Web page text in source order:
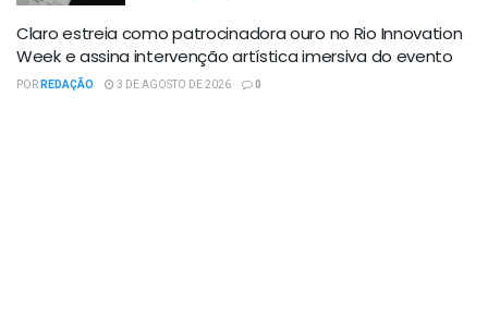
Claro estreia como patrocinadora ouro no Rio Innovation
Week e assina intervenção artística imersiva do evento
PORREDAÇÃO 3 DE AGOSTO DE 2026 0